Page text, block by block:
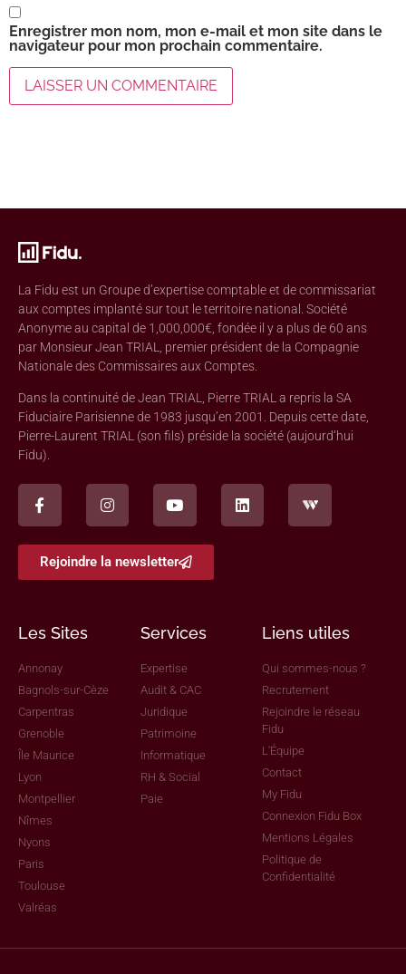
Enregistrer mon nom, mon e-mail et mon site dans le
navigateur pour mon prochain commentaire.
La Fidu est un Groupe d’expertise comptable et de commissariat
aux comptes implanté sur tout le territoire national. Société
Anonyme au capital de 1,000,000€, fondée il y a plus de 60 ans
par Monsieur Jean TRIAL, premier président de la Compagnie
Nationale des Commissaires aux Comptes.
Dans la continuité de Jean TRIAL, Pierre TRIAL a repris la SA
Fiduciaire Parisienne de 1983 jusqu’en 2001. Depuis cette date,
Pierre-Laurent TRIAL (son fils) préside la société (aujourd’hui
Fidu).
Rejoindre la newsletter
Les Sites
Annonay
Bagnols-sur-Cèze
Carpentras
Grenoble
Île Maurice
Lyon
Montpellier
Nîmes
Nyons
Paris
Toulouse
Valréas
Services
Expertise
Audit & CAC
Juridique
Patrimoine
Informatique
RH & Social
Paie
Liens utiles
Qui sommes-nous ?
Recrutement
Rejoindre le réseau
Fidu
L'Équipe
Contact
My Fidu
Connexion Fidu Box
Mentions Légales
Politique de
Confidentialité